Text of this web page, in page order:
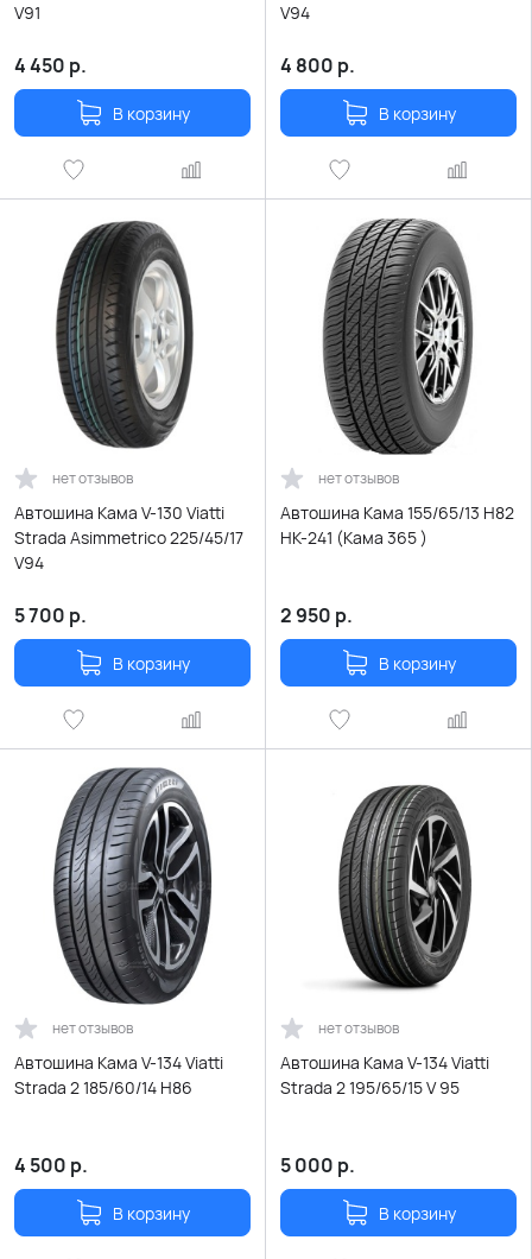
V91
4 450 р.
В корзину
V94
4 800 р.
В корзину
нет отзывов
Автошина Кама V-130 Viatti
Strada Asimmetrico 225/45/17
V94
5 700 р.
В корзину
нет отзывов
Автошина Кама 155/65/13 H82
НК-241 (Кама 365 )
2 950 р.
В корзину
нет отзывов
Автошина Кама V-134 Viatti
Strada 2 185/60/14 H86
4 500 р.
В корзину
нет отзывов
Автошина Кама V-134 Viatti
Strada 2 195/65/15 V 95
5 000 р.
В корзину